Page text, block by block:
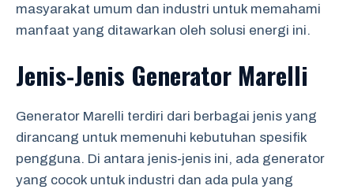
masyarakat umum dan industri untuk memahami
manfaat yang ditawarkan oleh solusi energi ini.
Jenis-Jenis Generator Marelli
Generator Marelli terdiri dari berbagai jenis yang
dirancang untuk memenuhi kebutuhan spesifik
pengguna. Di antara jenis-jenis ini, ada generator
yang cocok untuk industri dan ada pula yang